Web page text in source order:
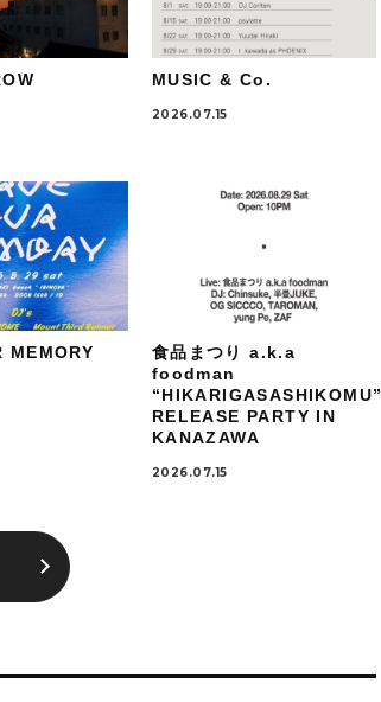
MUSIC & Co.
2026.07.15
MEMORY
食品まつり a.k.a
foodman
“HIKARIGASASHIKOMU”
RELEASE PARTY IN
KANAZAWA
2026.07.15